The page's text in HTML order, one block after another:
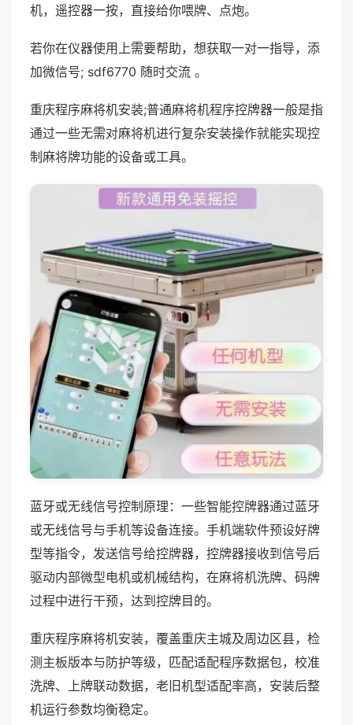
机，遥控器一按，直接给你喂牌、点炮。
若你在仪器使用上需要帮助，想获取一对一指导，添
加微信号; sdf6770 随时交流 。
重庆程序麻将机安装;普通麻将机程序控牌器一般是指
通过一些无需对麻将机进行复杂安装操作就能实现控
制麻将牌功能的设备或工具。
蓝牙或无线信号控制原理：一些智能控牌器通过蓝牙
或无线信号与手机等设备连接。手机端软件预设好牌
型等指令，发送信号给控牌器，控牌器接收到信号后
驱动内部微型电机或机械结构，在麻将机洗牌、码牌
过程中进行干预，达到控牌目的。
重庆程序麻将机安装，覆盖重庆主城及周边区县，检
测主板版本与防护等级，匹配适配程序数据包，校准
洗牌、上牌联动数据，老旧机型适配率高，安装后整
机运行参数均衡稳定。